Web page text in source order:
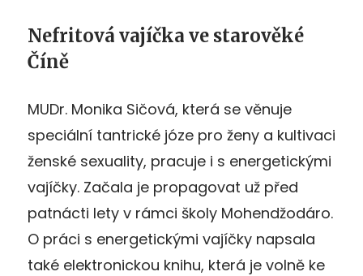
Nefritová vajíčka ve starověké
Číně
MUDr. Monika Sičová, která se věnuje
speciální tantrické józe pro ženy a kultivaci
ženské sexuality, pracuje i s energetickými
vajíčky. Začala je propagovat už před
patnácti lety v rámci školy Mohendžodáro.
O práci s energetickými vajíčky napsala
také elektronickou knihu, která je volně ke